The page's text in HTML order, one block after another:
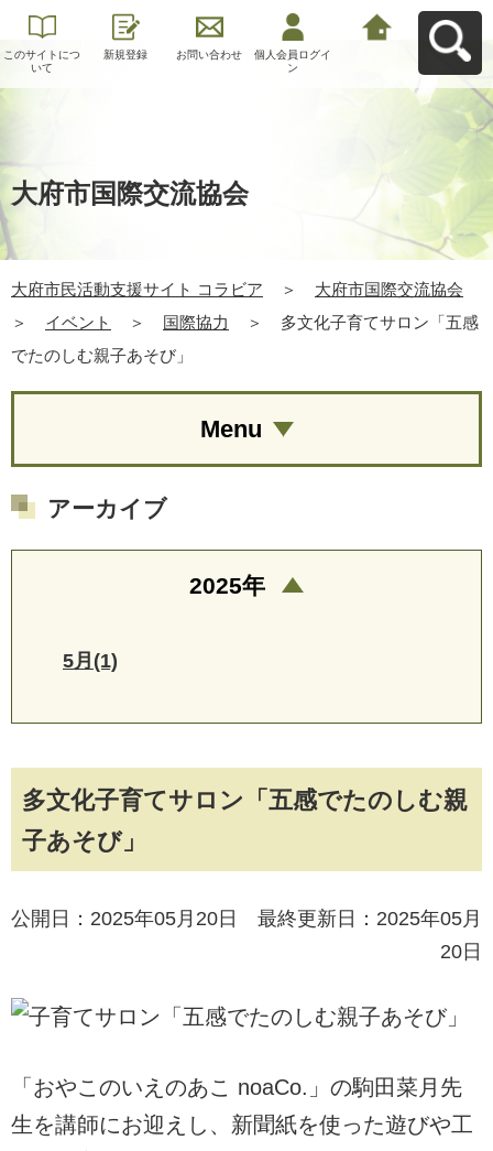
このサイトにつ
いて
新規登録 お問い合わせ
個人会員ログイ
ン
大府市国際交流協会
大府市民活動支援サイト コラビア ＞
大府市国際交流協会
＞
イベント ＞ 国際協力 ＞
多文化子育てサロン「五感
でたのしむ親子あそび」
多文化子育てサロン「五感でたのしむ親
子あそび」
公開日：2025年05月20日 最終更新日：2025年05月
20日
「おやこのいえのあこ noaCo.」の駒田菜月先
生を講師にお迎えし、新聞紙を使った遊びや工
Menu
アーカイブ
2025年
5月(1)